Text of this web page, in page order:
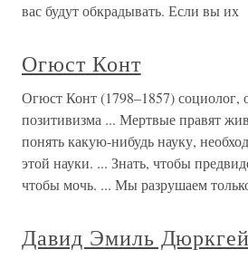
вас будут обкрадывать. Если вы их
Огюст Конт
Огюст Конт (1798–1857) социолог,
позитивизма ... Мертвые правят
понять какую-нибудь науку,
этой науки. ... Знать, чтобы
чтобы мочь. ... Мы разрушаем
Давид Эмиль